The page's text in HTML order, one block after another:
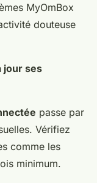
MyOmBox
douteuse
jour ses
passe par
Vérifiez
comme les
minimum.